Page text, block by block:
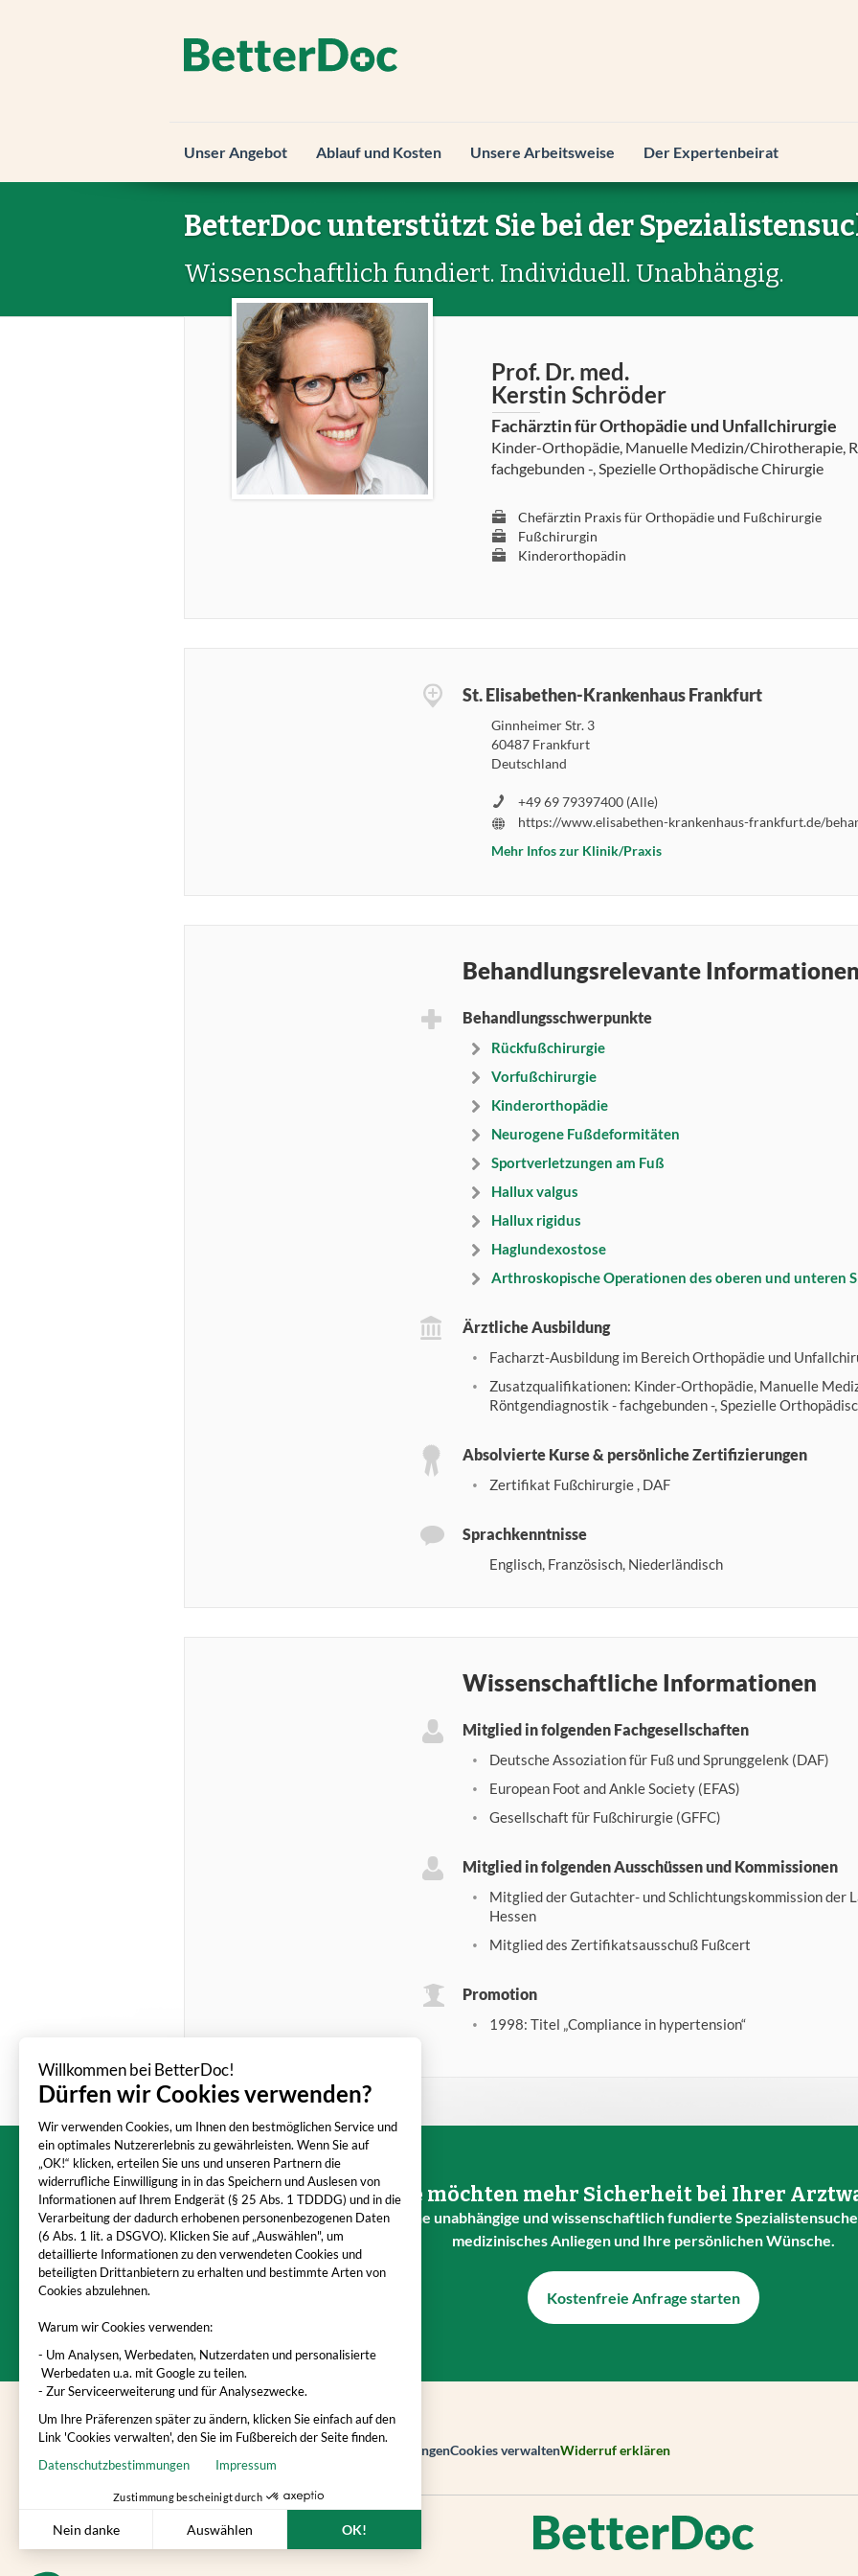
Willkommen bei BetterDoc!
Dürfen wir Cookies verwenden?
Wir verwenden Cookies, um Ihnen den bestmöglichen Service und
ein optimales Nutzererlebnis zu gewährleisten. Wenn Sie auf
„OK!“ klicken, erteilen Sie uns und unseren Partnern die
widerrufliche Einwilligung in in das Speichern und Auslesen von
Informationen auf Ihrem Endgerät (§ 25 Abs. 1 TDDDG) und in die
Verarbeitung der dadurch erhobenen personenbezogenen Daten
(6 Abs. 1 lit. a DSGVO). Klicken Sie auf „Auswählen", um
detaillierte Informationen zu den verwendeten Cookies und
beteiligten Drittanbietern zu erhalten und bestimmte Arten von
Cookies abzulehnen.
Warum wir Cookies verwenden:
- Um Analysen, Werbedaten, Nutzerdaten und personalisierte
Werbedaten u.a. mit Google zu teilen.
- Zur Serviceerweiterung und für Analysezwecke.
Um Ihre Präferenzen später zu ändern, klicken Sie einfach auf den
Link 'Cookies verwalten', den Sie im Fußbereich der Seite finden.
Datenschutzbestimmungen
Impressum
Zustimmung bescheinigt durch
Nein danke Auswählen OK!
Unser Angebot Ablauf und Kosten Unsere Arbeitsweise Der Expertenbeirat
BetterDoc unterstützt Sie bei der
Wissenschaftlich fundiert. Individuell. Unabhängig.
Prof. Dr. med.
Kerstin Schröder
Fachärztin für Orthopädie und Unfallchirurgie
Kinder-Orthopädie, Manuelle Medizin/Chirotherapie,
fachgebunden -, Spezielle Orthopädische Chirurgie
Chefärztin Praxis für Orthopädie und Fußchirurgie
Fußchirurgin
Kinderorthopädin
St. Elisabethen-Krankenhaus Frankfurt
Ginnheimer Str. 3
60487 Frankfurt
Deutschland
+49 69 79397400 (Alle)
Mehr Infos zur Klinik/Praxis
Behandlungsrelevante Informationen
Behandlungsschwerpunkte
Rückfußchirurgie
Vorfußchirurgie
Kinderorthopädie
Neurogene Fußdeformitäten
Sportverletzungen am Fuß
Hallux valgus
Hallux rigidus
Haglundexostose
Arthroskopische Operationen des oberen und unteren
Ärztliche Ausbildung
Facharzt-Ausbildung im Bereich Orthopädie und
Zusatzqualifikationen: Kinder-Orthopädie, Manuelle
Röntgendiagnostik - fachgebunden -, Spezielle
Absolvierte Kurse & persönliche Zertifizierungen
Zertifikat Fußchirurgie , DAF
Sprachkenntnisse
Englisch, Französisch, Niederländisch
Wissenschaftliche Informationen
Mitglied in folgenden Fachgesellschaften
Deutsche Assoziation für Fuß und Sprunggelenk (DAF)
European Foot and Ankle Society (EFAS)
Gesellschaft für Fußchirurgie (GFFC)
Mitglied in folgenden Ausschüssen und Kommissionen
Mitglied der Gutachter- und Schlichtungskommission der
Hessen
Mitglied des Zertifikatsausschuß Fußcert
Promotion
1998: Titel „Compliance in hypertension“
Sie möchten mehr Sicherheit bei Ihrer
Mit BetterDoc erhalten Sie eine unabhängige und wissenschaftlich fundierte
medizinisches Anliegen und Ihre persönlichen Wünsche.
Kostenfreie Anfrage starten
DatenschutzbestimmungenCookies verwaltenWiderruf erklären